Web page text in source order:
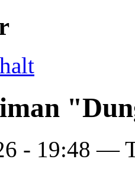
- 19:48 —